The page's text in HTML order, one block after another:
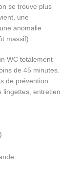
se trouve plus
une
anomalie
massif).
WC totalement
de 45 minutes.
de prévention
lingettes, entretien